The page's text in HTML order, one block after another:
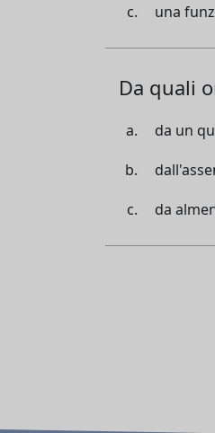
una
Da quali
da un
da